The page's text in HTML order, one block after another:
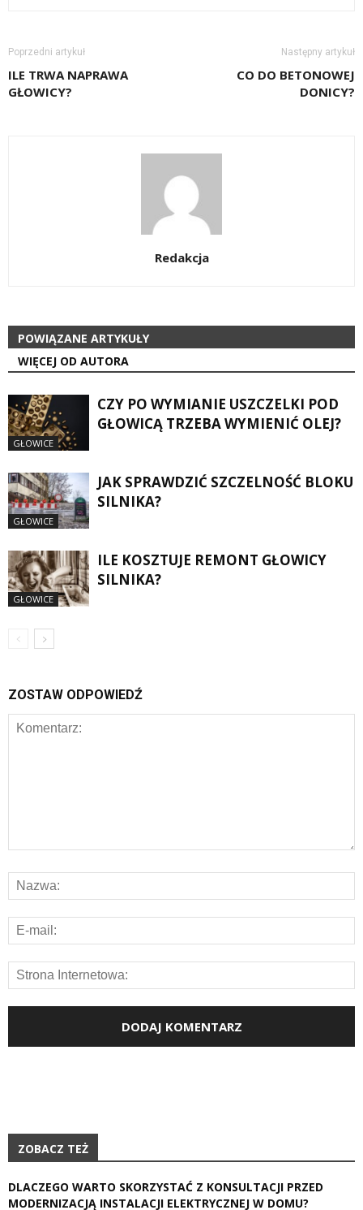
Poprzedni artykuł
ILE TRWA NAPRAWA
GŁOWICY?
Następny artykuł
CO DO BETONOWEJ
DONICY?
Redakcja
POWIĄZANE ARTYKUŁY
WIĘCEJ OD AUTORA
GŁOWICE
CZY PO WYMIANIE USZCZELKI POD
GŁOWICĄ TRZEBA WYMIENIĆ OLEJ?
GŁOWICE
JAK SPRAWDZIĆ SZCZELNOŚĆ BLOKU
SILNIKA?
GŁOWICE
ILE KOSZTUJE REMONT GŁOWICY
SILNIKA?
ZOSTAW ODPOWIEDŹ
ZOBACZ TEŻ
DLACZEGO WARTO SKORZYSTAĆ Z KONSULTACJI PRZED
MODERNIZACJĄ INSTALACJI ELEKTRYCZNEJ W DOMU?